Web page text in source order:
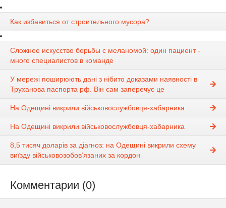
Как избавиться от строительного мусора?
Сложное искусство борьбы с меланомой: один пациент -
много специалистов в команде
У мережі поширюють дані з нібито доказами наявності в
Труханова паспорта рф. Він сам заперечує це
На Одещині викрили військовослужбовця-хабарника
На Одещині викрили військовослужбовця-хабарника
8,5 тисяч доларів за діагноз: на Одещині викрили схему
виїзду військовозобов’язаних за кордон
Комментарии (0)